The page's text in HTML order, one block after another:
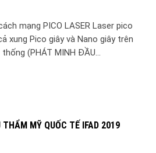
mạng PICO LASER Laser pico
xung Pico giây và Nano giây trên
(PHÁT MINH ĐẦU...
THẨM MỸ QUỐC TẾ IFAD 2019